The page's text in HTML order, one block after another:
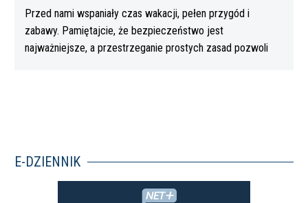
Przed nami wspaniały czas wakacji, pełen przygód i
zabawy. Pamiętajcie, że bezpieczeństwo jest
najważniejsze, a przestrzeganie prostych zasad pozwoli
E-DZIENNIK